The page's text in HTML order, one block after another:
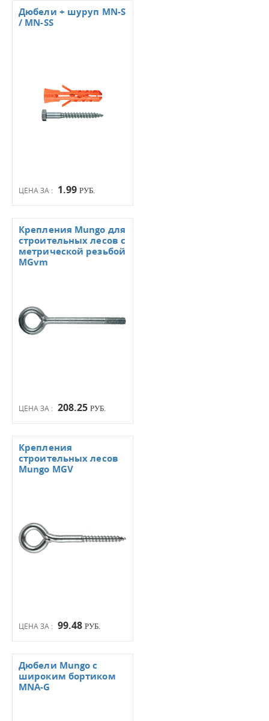
ЦЕНА ЗА : 1.99 РУБ.
Дюбели + шуруп MN-S
/ MN-SS
ЦЕНА ЗА : 208.25 РУБ.
Крепления Mungo для
строительных лесов с
метрической резьбой
MGvm
ЦЕНА ЗА : 99.48 РУБ.
Крепления
строительных лесов
Mungo MGV
Дюбели Mungo с
широким бортиком
MNA-G